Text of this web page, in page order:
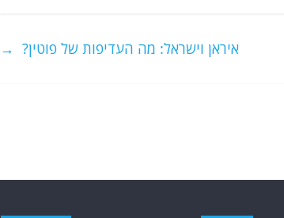
איראן וישראל: מה העדיפות של פוטין? →